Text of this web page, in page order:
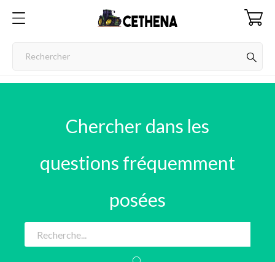
Chercher dans les
questions fréquemment
posées